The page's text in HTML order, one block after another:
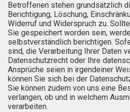
Betroffenen stehen grundsätzlich
Berichtigung, Löschung,
Widerruf und Widerspruch zu.
Sie gespeichert worden sein,
selbstverständlich berichtigen.
sind, die Verarbeitung Ihrer Daten
Datenschutzrecht oder Ihre
Ansprüche seien in irgendeiner
können Sie sich bei der
Sie können zudem von uns eine
verlangen, ob und in welchem
verarbeiten.